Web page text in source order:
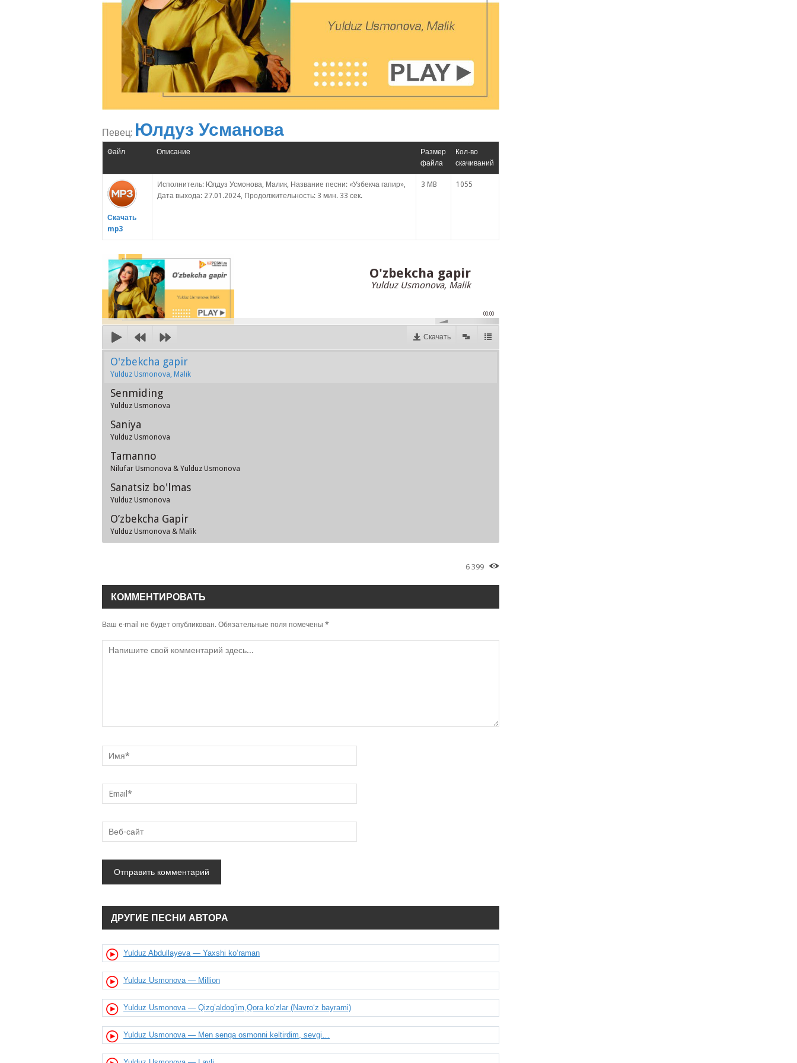
Певец: Юлдуз Усманова
Файл Описание
Размер
файла
Кол-во
скачиваний
Скачать
mp3
Исполнитель: Юлдуз Усмонова, Mалик, Название песни: «Узбекча гапир»,
Дата выхода: 27.01.2024, Продолжительность: 3 мин. 33 сек.
3 MB 1055
O'zbekcha gapir
Yulduz Usmonova, Malik
00:00
Скачать
O'zbekcha gapir
Yulduz Usmonova, Malik
Senmiding
Yulduz Usmonova
Saniya
Yulduz Usmonova
Tamanno
Nilufar Usmonova & Yulduz Usmonova
Sanatsiz bo'lmas
Yulduz Usmonova
O’zbekcha Gapir
Yulduz Usmonova & Malik
6 399
КОММЕНТИРОВАТЬ
Ваш e-mail не будет опубликован. Обязательные поля помечены *
ДРУГИЕ ПЕСНИ АВТОРА
Yulduz Abdullayeva — Yaxshi ko’raman
Yulduz Usmonova — Million
Yulduz Usmonova — Qizg’aldog’im,Qora ko’zlar (Navro‘z bayrami)
Yulduz Usmonova — Men senga osmonni keltirdim, sevgi…